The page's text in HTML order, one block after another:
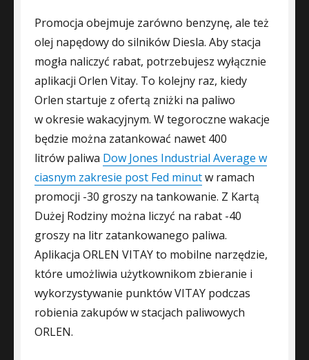
Promocja obejmuje zarówno benzynę, ale też
olej napędowy do silników Diesla. Aby stacja
mogła naliczyć rabat, potrzebujesz wyłącznie
aplikacji Orlen Vitay. To kolejny raz, kiedy
Orlen startuje z ofertą zniżki na paliwo
w okresie wakacyjnym. W tegoroczne wakacje
będzie można zatankować nawet 400
litrów paliwa Dow Jones Industrial Average w
ciasnym zakresie post Fed minutw ramach
promocji -30 groszy na tankowanie. Z Kartą
Dużej Rodziny można liczyć na rabat -40
groszy na litr zatankowanego paliwa.
Aplikacja ORLEN VITAY to mobilne narzędzie,
które umożliwia użytkownikom zbieranie i
wykorzystywanie punktów VITAY podczas
robienia zakupów w stacjach paliwowych
ORLEN.